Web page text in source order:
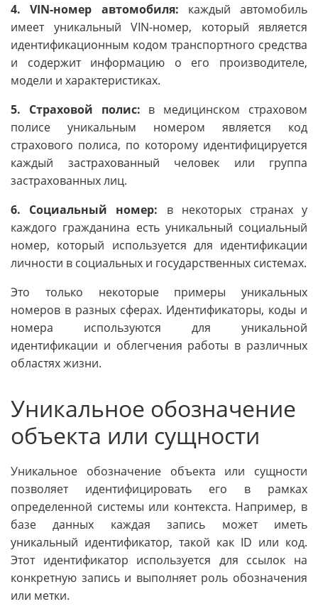
4. VIN-номер автомобиля: каждый автомобиль
имеет уникальный VIN-номер, который является
идентификационным кодом транспортного средства
и содержит информацию о его производителе,
модели и характеристиках.
5. Страховой полис: в медицинском страховом
полисе уникальным номером является код
страхового полиса, по которому идентифицируется
каждый застрахованный человек или группа
застрахованных лиц.
6. Социальный номер: в некоторых странах у
каждого гражданина есть уникальный социальный
номер, который используется для идентификации
личности в социальных и государственных системах.
Это только некоторые примеры уникальных
номеров в разных сферах. Идентификаторы, коды и
номера используются для уникальной
идентификации и облегчения работы в различных
областях жизни.
Уникальное обозначение
объекта или сущности
Уникальное обозначение объекта или сущности
позволяет идентифицировать его в рамках
определенной системы или контекста. Например, в
базе данных каждая запись можeт иметь
уникальный идентификатор, такой как ID или код.
Этот идентификатор используется для ссылок на
конкретную запись и выполняет роль обозначения
или метки.